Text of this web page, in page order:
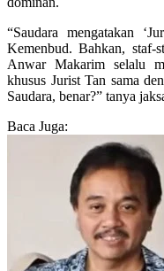
“Saudara mengatakan
Kemenbud. Bahkan, staf-
Anwar Makarim selalu
khusus Jurist Tan sama
Saudara, benar?” tanya
Baca Juga: